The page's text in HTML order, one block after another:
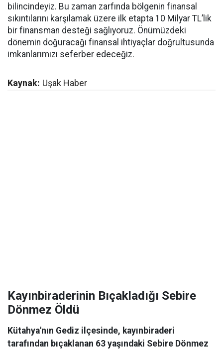
bilincindeyiz. Bu zaman zarfında bölgenin finansal
sıkıntılarını karşılamak üzere ilk etapta 10 Milyar TL’lik
bir finansman desteği sağlıyoruz. Önümüzdeki
dönemin doğuracağı finansal ihtiyaçlar doğrultusunda
imkanlarımızı seferber edeceğiz.
Kaynak: Uşak Haber
Kayınbiraderinin Bıçakladığı Sebire
Dönmez Öldü
Kütahya'nın Gediz ilçesinde, kayınbiraderi
tarafından bıçaklanan 63 yaşındaki Sebire Dönmez